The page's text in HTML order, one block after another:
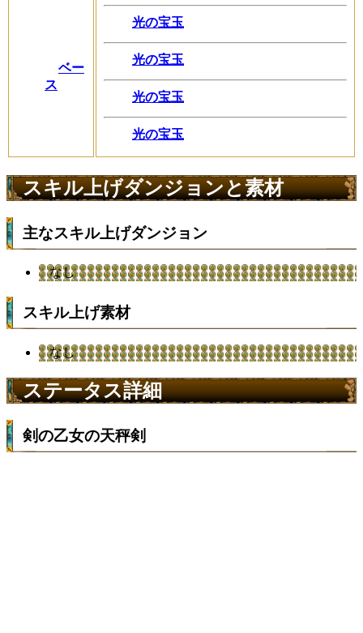
ベー
ス
光の宝玉
光の宝玉
光の宝玉
光の宝玉
スキル上げダンジョンと素材
主なスキル上げダンジョン
なし
スキル上げ素材
なし
ステータス詳細
剣の乙女の天秤剣